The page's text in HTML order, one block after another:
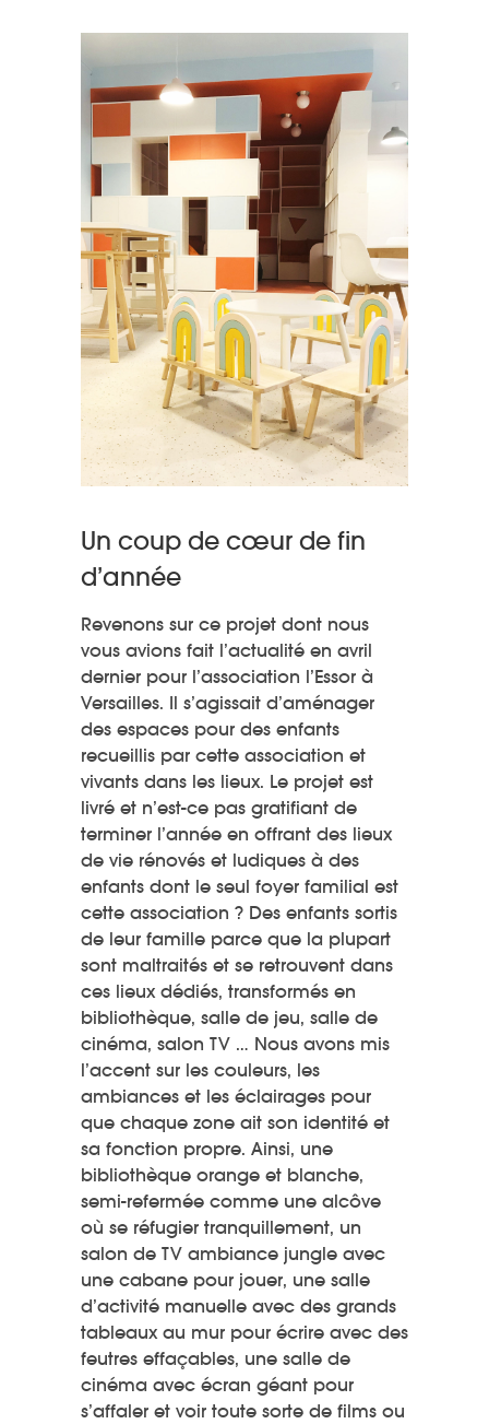
Un coup de cœur de fin
d’année
Revenons sur ce projet dont nous
vous avions fait l’actualité en avril
dernier pour l’association l’Essor à
Versailles. Il s’agissait d’aménager
des espaces pour des enfants
recueillis par cette association et
vivants dans les lieux. Le projet est
livré et n’est-ce pas gratifiant de
terminer l’année en offrant des lieux
de vie rénovés et ludiques à des
enfants dont le seul foyer familial est
cette association ? Des enfants sortis
de leur famille parce que la plupart
sont maltraités et se retrouvent dans
ces lieux dédiés, transformés en
bibliothèque, salle de jeu, salle de
cinéma, salon TV … Nous avons mis
l’accent sur les couleurs, les
ambiances et les éclairages pour
que chaque zone ait son identité et
sa fonction propre. Ainsi, une
bibliothèque orange et blanche,
semi-refermée comme une alcôve
où se réfugier tranquillement, un
salon de TV ambiance jungle avec
une cabane pour jouer, une salle
d’activité manuelle avec des grands
tableaux au mur pour écrire avec des
feutres effaçables, une salle de
cinéma avec écran géant pour
s’affaler et voir toute sorte de films ou